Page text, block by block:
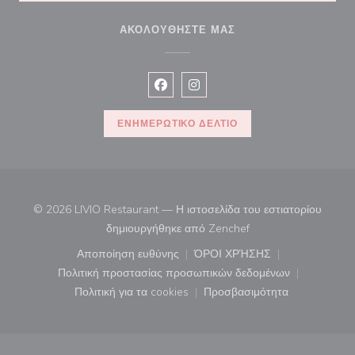
ΑΚΟΛΟΥΘΉΣΤΕ ΜΑΣ
Facebook ((ανοίγει σε νέο
Instagram ((ανοίγει σε νέο
ΕΝΗΜΕΡΩΤΙΚΌ ΔΕΛΤΊΟ
© 2026 LIVIO Restaurant — Η ιστοσελίδα του εστιατορίου
δημιουργήθηκε από Zenchef((ανοίγει σε νέο
Αποποίηση ευθύνης
((ανοίγει σε νέο παράθυρο))
ΌΡΟΙ ΧΡΉΣΗΣ
((ανοίγει σε νέο
Πολιτική προστασίας προσωπικών δεδομένων
((ανοίγει σε νέο παράθυρο))
Πολιτική για τα cookies
((ανοίγει σε νέο παράθυρο))
Προσβασιμότητα
((ανοίγει σε νέο